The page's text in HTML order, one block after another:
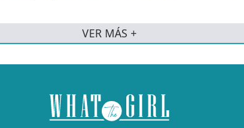
VER MÁS +